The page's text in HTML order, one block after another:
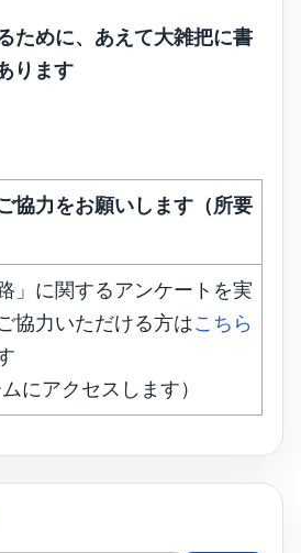
ために、あえて大雑把に書
ります
協力をお願いします（所要
」に関するアンケートを実
協力いただける方はこちら
にアクセスします）